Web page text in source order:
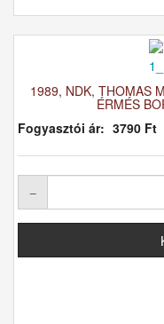
1989, NDK, THOMAS
ÉRMÉS
Fogyasztói ár: 3790 Ft